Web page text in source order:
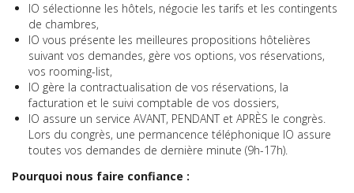
IO sélectionne les hôtels, négocie les tarifs et les contingents
de chambres,
IO vous présente les meilleures propositions hôtelières
suivant vos demandes, gère vos options, vos réservations,
vos rooming-list,
IO gère la contractualisation de vos réservations, la
facturation et le suivi comptable de vos dossiers,
IO assure un service AVANT, PENDANT et APRÈS le congrès.
Lors du congrès, une permancence téléphonique IO assure
toutes vos demandes de dernière minute (9h-17h).
Pourquoi nous faire confiance :